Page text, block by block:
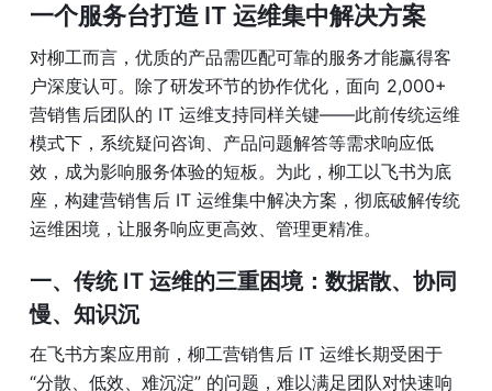
一个服务台打造 IT 运维集中解决方案
对柳工而言，优质的产品需匹配可靠的服务才能赢得客
户深度认可。除了研发环节的协作优化，面向 2,000+
营销售后团队的 IT 运维支持同样关键——此前传统运维
模式下，系统疑问咨询、产品问题解答等需求响应低
效，成为影响服务体验的短板。为此，柳工以飞书为底
座，构建营销售后 IT 运维集中解决方案，彻底破解传统
运维困境，让服务响应更高效、管理更精准。
一、传统 IT 运维的三重困境：数据散、协同
慢、知识沉
在飞书方案应用前，柳工营销售后 IT 运维长期受困于
“分散、低效、难沉淀” 的问题，难以满足团队对快速响